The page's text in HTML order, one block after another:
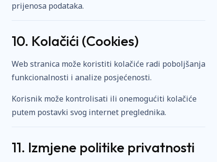
prijenosa podataka.
10. Kolačići (Cookies)
Web stranica može koristiti kolačiće radi poboljšanja
funkcionalnosti i analize posjećenosti.
Korisnik može kontrolisati ili onemogućiti kolačiće
putem postavki svog internet preglednika.
11. Izmjene politike privatnosti